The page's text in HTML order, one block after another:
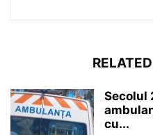
Secolul
cu...